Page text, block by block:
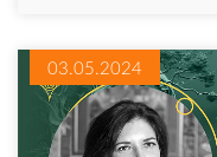
03.05.2024